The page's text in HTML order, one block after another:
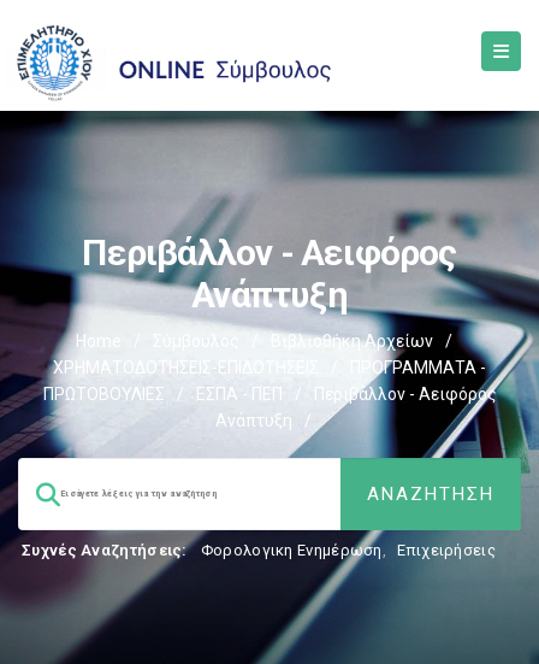
Περιβάλλον - Αειφόρος
Ανάπτυξη
Home Βιβλιοθήκη Αρχείων
/
ΧΡΗΜΑΤΟΔΟΤΗΣΕΙΣ-ΕΠΙΔΟΤΗΣΕΙΣ
ΠΡΟΓΡΑΜΜΑΤΑ -
ΠΡΩΤΟΒΟΥΛΙΕΣ
/ ΕΣΠΑ - ΠΕΠ /
Περιβάλλον - Αειφόρος
Ανάπτυξη
/
Συχνές Αναζητήσεις: Φορολογικη Ενημέρωση, Επιχειρήσεις